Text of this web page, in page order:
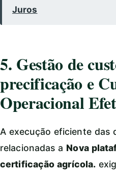
Juros
5. Gestão de
precificação e
Operacional
A execução eficiente das
relacionadas a Nova
certificação agrícola.